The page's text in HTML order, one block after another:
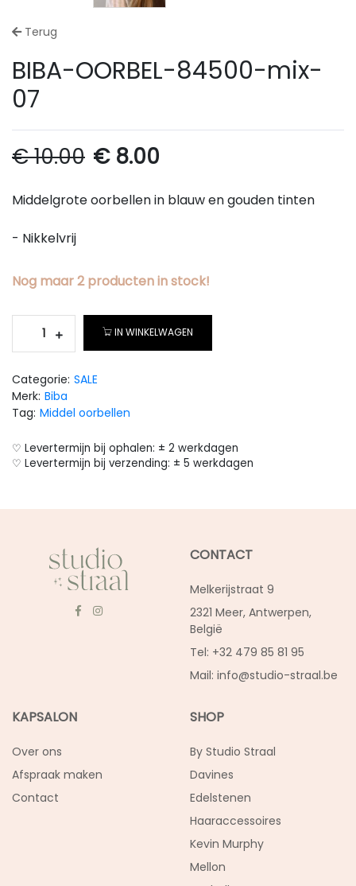
Terug
BIBA-OORBEL-84500-mix-
07
€10.00 € 8.00
Middelgrote oorbellen in blauw en gouden tinten
- Nikkelvrij
Nog maar2 productenin stock!
IN WINKELWAGEN
Categorie: SALE
Merk: Biba
Tag: Middel oorbellen
♡ Levertermijn bij ophalen: ± 2 werkdagen
♡ Levertermijn bij verzending: ± 5 werkdagen
CONTACT
Melkerijstraat 9
2321 Meer, Antwerpen,
België
Tel: +32 479 85 81 95
Mail: info@studio-straal.be
KAPSALON
Over ons
Afspraak maken
Contact
SHOP
By Studio Straal
Davines
Edelstenen
Haaraccessoires
Kevin Murphy
Mellon